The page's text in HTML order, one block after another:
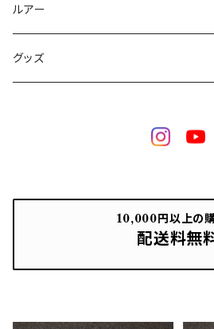
キャップ
トップス
ルアー
エッジベイト オリジナル
量産塗装モデル
Squiddy スクイディー
グッズ
10,000円以上の
配送料無